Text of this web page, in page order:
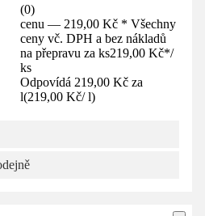
(0)
cenu — 219,00 Kč * Všechny
ceny vč. DPH a bez nákladů
na přepravu za ks219,00 Kč*/
ks
Odpovídá 219,00 Kč za
l(219,00 Kč/ l)